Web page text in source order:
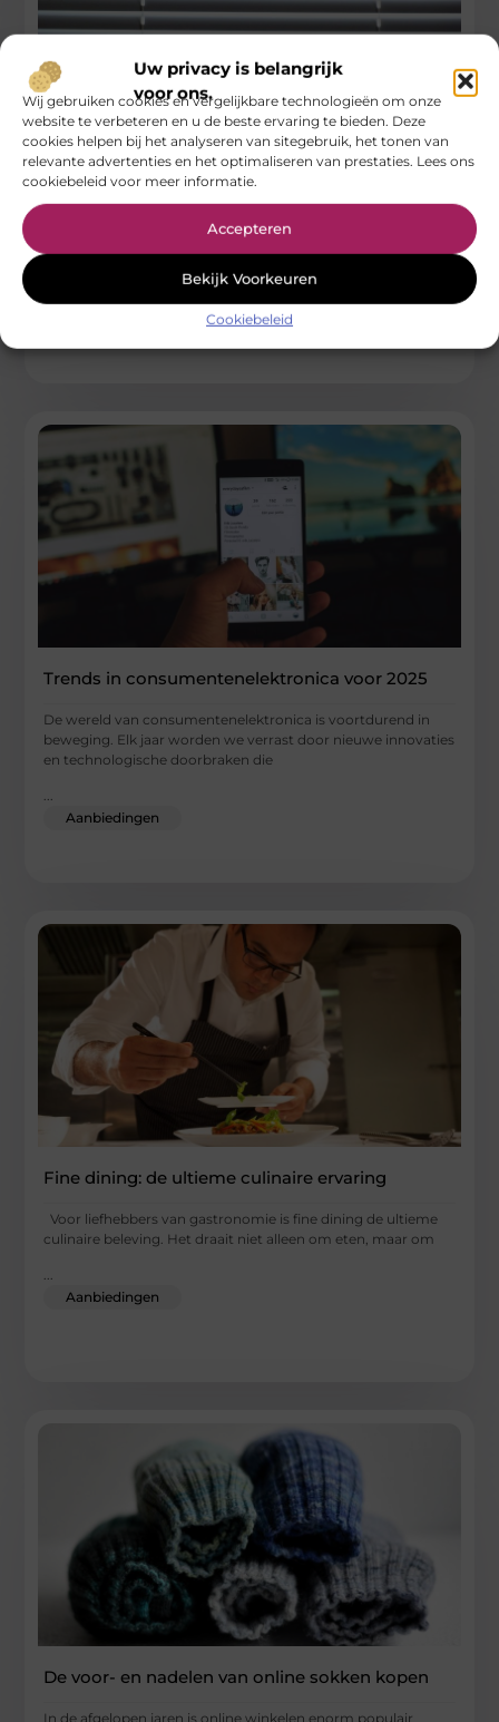
Uw privacy is belangrijk
voor ons.
Wij gebruiken cookies en vergelijkbare technologieën om onze
website te verbeteren en u de beste ervaring te bieden. Deze
cookies helpen bij het analyseren van sitegebruik, het tonen van
relevante advertenties en het optimaliseren van prestaties. Lees ons
cookiebeleid voor meer informatie.
Accepteren
Bekijk Voorkeuren
Cookiebeleid
Witte houten jaloezieën: tijdloze elegantie voor
Witte houten jaloezieën zijn een prachtige toevoeging aan elk
interieur. Ze stralen niet alleen tijdloze elegantie uit, maar
Trends in consumentenelektronica voor 2025
De wereld van consumentenelektronica is voortdurend in
beweging. Elk jaar worden we verrast door nieuwe innovaties
en technologische doorbraken die
Aanbiedingen
Fine dining: de ultieme culinaire ervaring
Voor liefhebbers van gastronomie is fine dining de ultieme
culinaire beleving. Het draait niet alleen om eten, maar om
...
Aanbiedingen
De voor- en nadelen van online sokken kopen
In de afgelopen jaren is online winkelen enorm populair